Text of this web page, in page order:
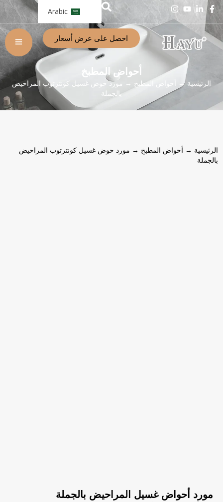
Arabic
احصل على عرض أسعار
أحواض المطبخ
الرئيسية → أحواض المطبخ → مورد حوض غسيل كونترتوب المراحيض
بالجملة
الرئيسية → أحواض المطبخ → مورد حوض غسيل كونترتوب المراحيض
بالجملة
مورد أحواض غسيل المراحيض بالجملة